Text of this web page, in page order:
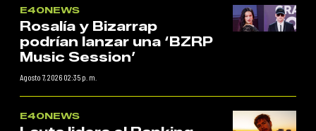
E40NEWS
Rosalía y Bizarrap
podrían lanzar una ‘BZRP
Music Session’
Agosto 7, 2026 02:35 p. m.
E40NEWS